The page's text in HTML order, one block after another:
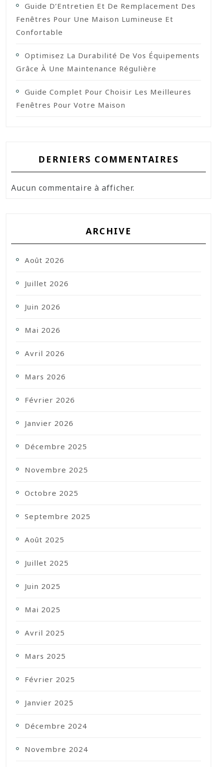
Guide D’Entretien Et De Remplacement Des
Fenêtres Pour Une Maison Lumineuse Et
Confortable
Optimisez La Durabilité De Vos Équipements
Grâce À Une Maintenance Régulière
Guide Complet Pour Choisir Les Meilleures
Fenêtres Pour Votre Maison
DERNIERS COMMENTAIRES
Aucun commentaire à afficher.
ARCHIVE
Août 2026
Juillet 2026
Juin 2026
Mai 2026
Avril 2026
Mars 2026
Février 2026
Janvier 2026
Décembre 2025
Novembre 2025
Octobre 2025
Septembre 2025
Août 2025
Juillet 2025
Juin 2025
Mai 2025
Avril 2025
Mars 2025
Février 2025
Janvier 2025
Décembre 2024
Novembre 2024